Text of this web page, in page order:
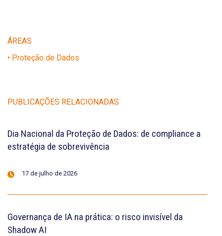
ÁREAS
• Proteção de Dados
PUBLICAÇÕES RELACIONADAS
Dia Nacional da Proteção de Dados: de compliance a
estratégia de sobrevivência
17 de julho de 2026
Governança de IA na prática: o risco invisível da
Shadow AI